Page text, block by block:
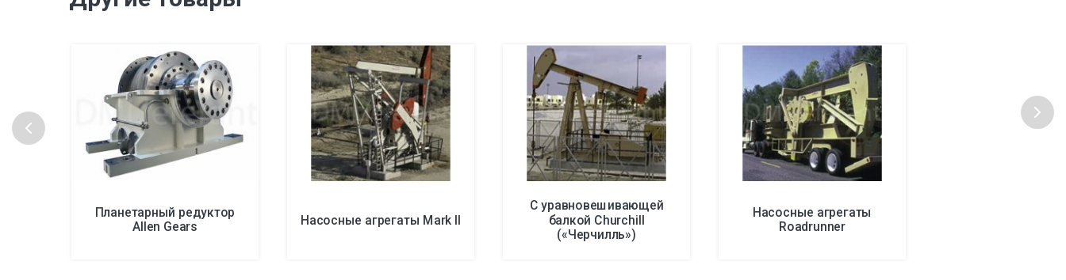
Планетарный редуктор
Allen Gears Насосные агрегаты Mark II
С уравновешивающей
балкой Churchill
(«Черчилль»)
Насосные агрегаты
Roadrunner